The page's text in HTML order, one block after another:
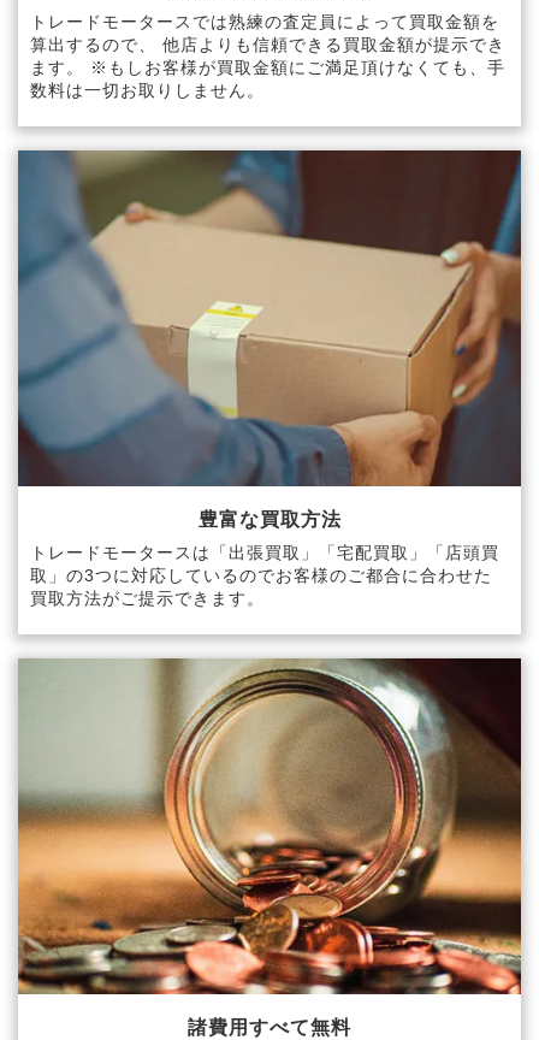
トレードモータースでは熟練の査定員によって買取金額を
算出するので、 他店よりも信頼できる買取金額が提示でき
ます。 ※もしお客様が買取金額にご満足頂けなくても、手
数料は一切お取りしません。
豊富な買取方法
トレードモータースは「出張買取」「宅配買取」「店頭買
取」の3つに対応しているのでお客様のご都合に合わせた
買取方法がご提示できます。
諸費用すべて無料